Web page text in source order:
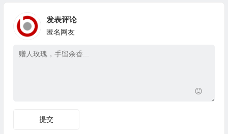
发表评论
匿名网友